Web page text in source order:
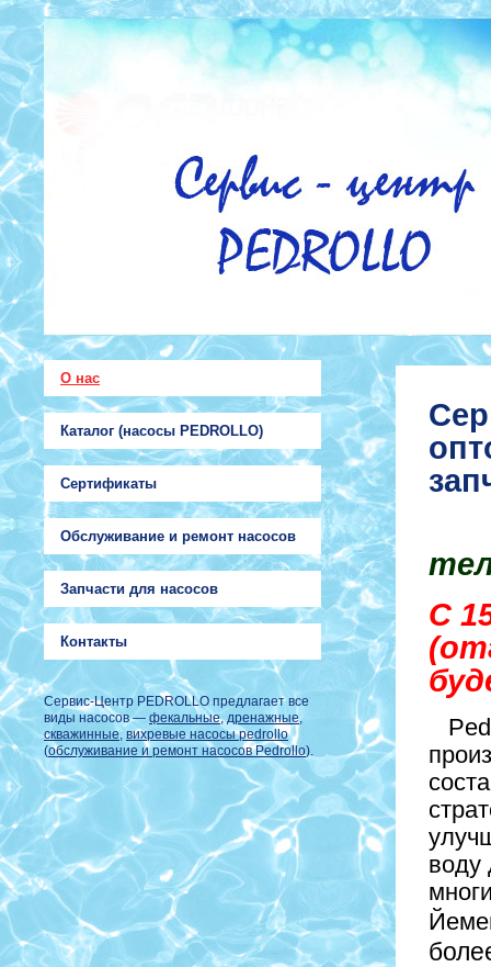
О нас
Каталог (насосы PEDROLLO)
Сертификаты
Обслуживание и ремонт насосов
Запчасти для насосов
Контакты
Сервис-Центр PEDROLLO предлагает все
виды насосов — фекальные,дренажные,
скважинные, вихревые насосы pedrollo
(обслуживание и ремонт насосов Pedrollo).
С
воду